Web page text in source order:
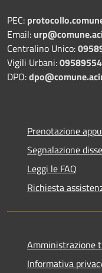
PEC:
Email:
Centralino Unico:
Vigili Urbani:
DPO:
Prenotazione
Segnalazione
Leggi le FAQ
Richiesta
Amministrazione
Informativa